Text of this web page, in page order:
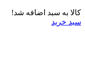
کالا به سبد اضافه شد!
سبد خرید